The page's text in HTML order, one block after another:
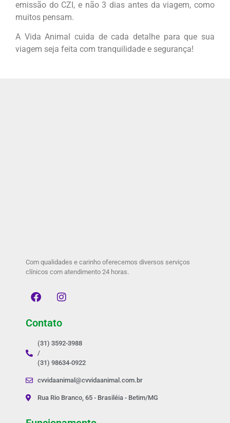
emissão do CZI, e não 3 dias antes da viagem, como
muitos pensam.
A Vida Animal cuida de cada detalhe para que sua
viagem seja feita com tranquilidade e segurança!
Com qualidades e carinho oferecemos diversos serviços
clínicos com atendimento 24 horas.
Contato
(31) 3592-3988
/
(31) 98634-0922
cvvidaanimal@cvvidaanimal.com.br
Rua Rio Branco, 65 - Brasiléia - Betim/MG